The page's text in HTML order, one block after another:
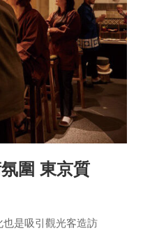
圍 東京質
是吸引觀光客造訪